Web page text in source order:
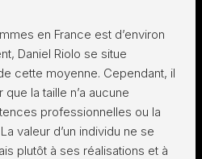
en France est d’environ
Daniel Riolo se situe
cette moyenne. Cependant, il
la taille n’a aucune
professionnelles ou la
valeur d’un individu ne se
plutôt à ses réalisations et à